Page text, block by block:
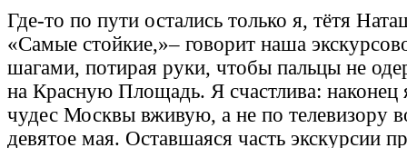
Где-то по пути остались только я, тётя
«Самые стойкие,»– говорит наша
шагами, потирая руки, чтобы пальцы не
на Красную Площадь. Я счастлива: наконец
чудес Москвы вживую, а не по телевизору
девятое мая. Оставшаяся часть экскурсии